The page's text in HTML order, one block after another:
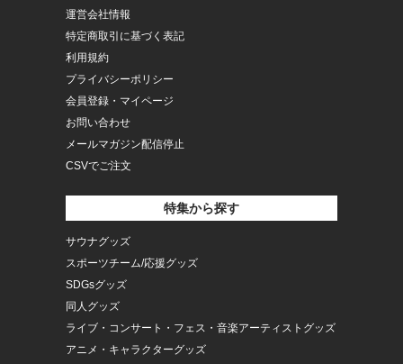
運営会社情報
特定商取引に基づく表記
利用規約
プライバシーポリシー
会員登録・マイページ
お問い合わせ
メールマガジン配信停止
CSVでご注文
特集から探す
サウナグッズ
スポーツチーム/応援グッズ
SDGsグッズ
同人グッズ
ライブ・コンサート・フェス・音楽アーティストグッズ
アニメ・キャラクターグッズ